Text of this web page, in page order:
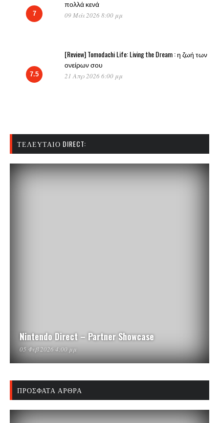
7
πολλά κενά
09 Μάι 2026 8:00 μμ
7.5
[Review] Tomodachi Life: Living the Dream : η ζωή των
ονείρων σου
21 Απρ 2026 6:00 μμ
ΤΕΛΕΥΤΑΊΟ DIRECT:
Nintendo Direct – Partner Showcase
05 Φεβ 2026 4:00 μμ
ΠΡΌΣΦΑΤΑ ΆΡΘΡΑ